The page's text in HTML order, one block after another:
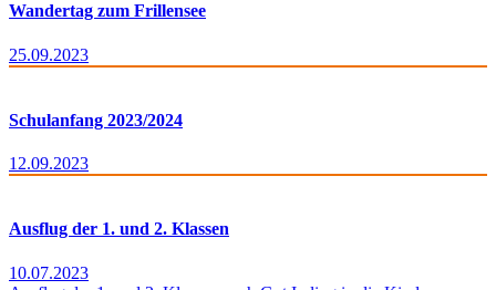
Wandertag zum Frillensee
25.09.2023
Schulanfang 2023/2024
12.09.2023
Ausflug der 1. und 2. Klassen
10.07.2023